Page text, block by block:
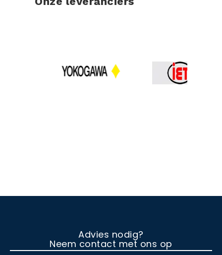
Advies nodig?
Neem contact met ons op